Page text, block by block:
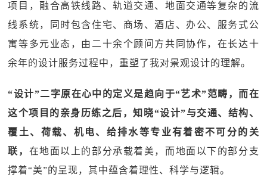
项目，融合高铁线路、轨道交通、地面交通等复杂的流
线系统，同时包含住宅、商场、酒店、办公、服务式公
寓等多元业态，由二十余个顾问方共同协作，在长达十
余年的设计服务过程中，重塑了我对景观设计的理解。
“设计”二字原在心中的定义是趋向于“艺术”范畴，而在
这个项目的亲身历练之后，知晓“设计”与交通、结构、
覆土、荷载、机电、给排水等专业有着密不可分的关
联， 在地面以上的部分承载着美，而地面以下的部分支
撑着“美”的呈现，其中蕴含着理性、科学与逻辑。